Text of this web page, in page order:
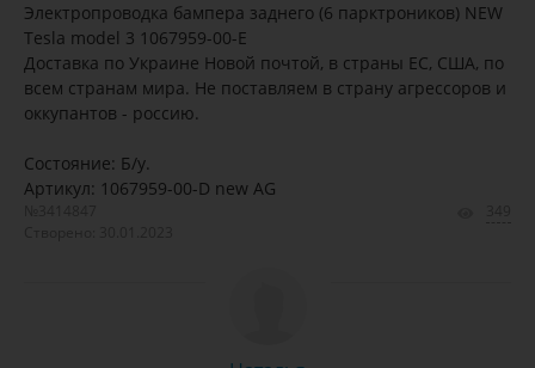
Электропроводка бампера заднего (6 парктроников) NEW
Tesla model 3 1067959-00-E
Доставка по Украине Новой почтой, в страны ЕС, США, по
всем странам мира. Не поставляем в страну агрессоров и
оккупантов - россию.
Состояние: Б/у.
Артикул: 1067959-00-D new AG